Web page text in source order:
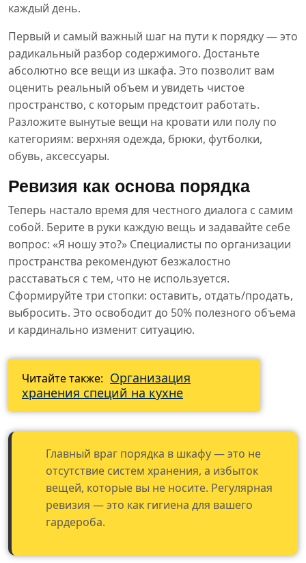
каждый день.
Первый и самый важный шаг на пути к порядку — это
радикальный разбор содержимого. Достаньте
абсолютно все вещи из шкафа. Это позволит вам
оценить реальный объем и увидеть чистое
пространство, с которым предстоит работать.
Разложите вынутые вещи на кровати или полу по
категориям: верхняя одежда, брюки, футболки,
обувь, аксессуары.
Ревизия как основа порядка
Теперь настало время для честного диалога с самим
собой. Берите в руки каждую вещь и задавайте себе
вопрос: «Я ношу это?» Специалисты по организации
пространства рекомендуют безжалостно
расставаться с тем, что не используется.
Сформируйте три стопки: оставить, отдать/продать,
выбросить. Это освободит до 50% полезного объема
и кардинально изменит ситуацию.
Читайте также: Организация
хранения специй на кухне
Главный враг порядка в шкафу — это не
отсутствие систем хранения, а избыток
вещей, которые вы не носите. Регулярная
ревизия — это как гигиена для вашего
гардероба.